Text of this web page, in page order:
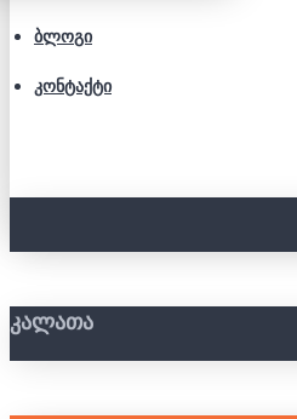
ᲑᲚᲝᲒᲘ
ᲙᲝᲜᲢᲐᲥᲢᲘ
ᲙᲐᲚᲐᲗᲐ